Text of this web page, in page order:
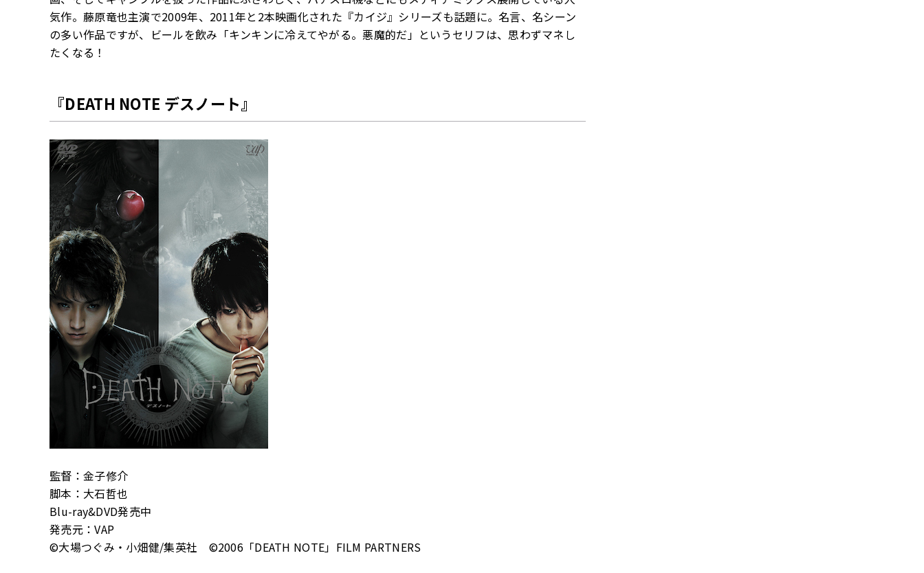
気作。藤原竜也主演で2009年、2011年と2本映画化された『カイジ』シリーズも話題に。名言、名シーン
の多い作品ですが、ビールを飲み「キンキンに冷えてやがる。悪魔的だ」というセリフは、思わずマネし
たくなる！
『DEATH NOTE デスノート』
監督：金子修介
脚本：大石哲也
Blu-ray&DVD発売中
発売元：VAP
©大場つぐみ・小畑健/集英社 ©2006「DEATH NOTE」FILM PARTNERS